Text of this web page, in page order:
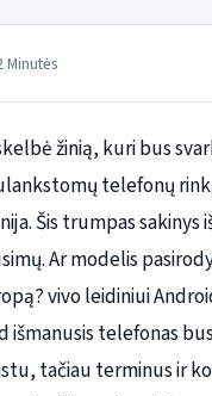
Minutės
žinią, kuri bus
telefonų
Šis trumpas sakinys
Ar modelis
vivo leidiniui
išmanusis telefonas
tačiau terminus ir